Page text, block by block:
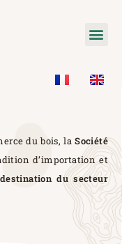
du bois, laSociété
d’importation et
du secteur